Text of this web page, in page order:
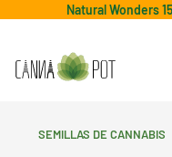
Natural Wonders
Semillas de cannabis